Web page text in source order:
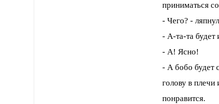
приниматься
- Чего? -
- А-та-та будет
- А! Ясно!
- А бобо будет
голову в плечи
понравится.